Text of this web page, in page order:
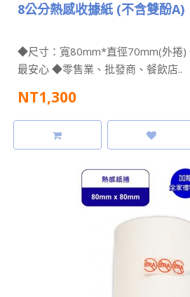
8公分熱感收據紙 (不含雙酚A)
◆尺寸：寬80mm*直徑70mm(外捲)
最安心 ◆零售業、批發商、餐飲店..
NT1,300